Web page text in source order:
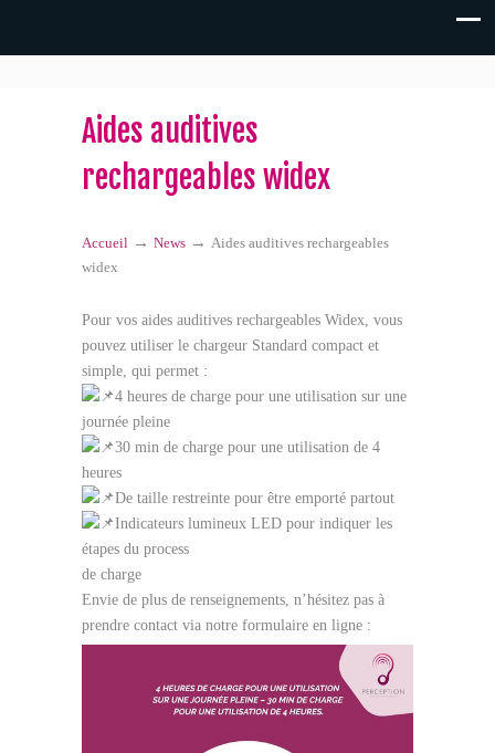
Aides auditives
rechargeables widex
Accueil → News → Aides auditives rechargeables
widex
Pour vos aides auditives rechargeables Widex, vous
pouvez utiliser le chargeur Standard compact et
simple, qui permet :
4 heures de charge pour une utilisation sur une
journée pleine
30 min de charge pour une utilisation de 4
heures
De taille restreinte pour être emporté partout
Indicateurs lumineux LED pour indiquer les
étapes du process
de charge
Envie de plus de renseignements, n’hésitez pas à
prendre contact via notre formulaire en ligne :